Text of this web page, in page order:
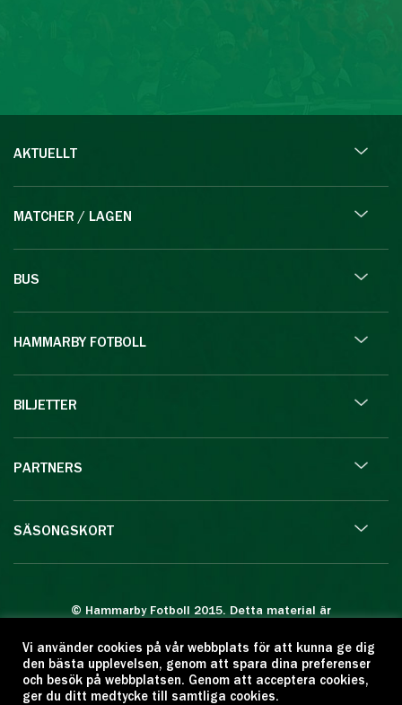
AKTUELLT
MATCHER / LAGEN
BUS
HAMMARBY FOTBOLL
BILJETTER
PARTNERS
SÄSONGSKORT
© Hammarby Fotboll 2015. Detta material är
Eftertryck eller annan kopiering är förbjuden.
Citera oss gärna men ange källan:
www.hammarbyfotboll.se. Ansvarig utgivare:
Vi använder cookies på vår webbplats för att kunna ge dig
den bästa upplevelsen, genom att spara dina preferenser
och besök på webbplatsen. Genom att acceptera cookies,
ger du ditt medtycke till samtliga cookies.